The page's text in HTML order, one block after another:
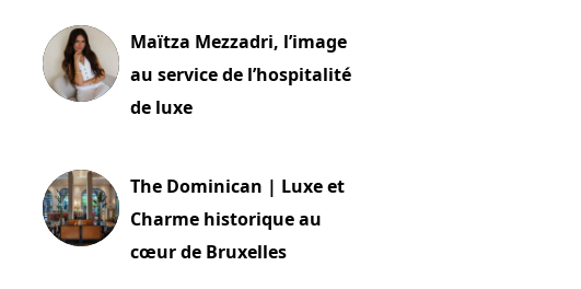
Maïtza Mezzadri, l’image
au service de l’hospitalité
de luxe
The Dominican | Luxe et
Charme historique au
cœur de Bruxelles